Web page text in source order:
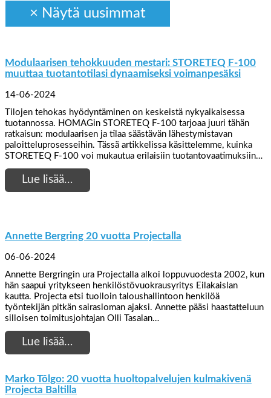
Modulaarisen tehokkuuden mestari: STORETEQ F-100
muuttaa tuotantotilasi dynaamiseksi voimanpesäksi
14-06-2024
Tilojen tehokas hyödyntäminen on keskeistä nykyaikaisessa
tuotannossa. HOMAGin STORETEQ F-100 tarjoaa juuri tähän
ratkaisun: modulaarisen ja tilaa säästävän lähestymistavan
paloitteluprosesseihin. Tässä artikkelissa käsittelemme, kuinka
STORETEQ F-100 voi mukautua erilaisiin tuotantovaatimuksiin…
Lue lisää…
Annette Bergring 20 vuotta Projectalla
06-06-2024
Annette Bergringin ura Projectalla alkoi loppuvuodesta 2002, kun
hän saapui yritykseen henkilöstövuokrausyritys Eilakaislan
kautta. Projecta etsi tuolloin taloushallintoon henkilöä
työntekijän pitkän sairasloman ajaksi. Annette pääsi haastatteluun
silloisen toimitusjohtajan Olli Tasalan…
Lue lisää…
Marko Tõlgo: 20 vuotta huoltopalvelujen kulmakivenä
Projecta Baltilla